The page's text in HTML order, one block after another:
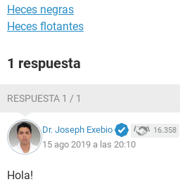
Heces negras
Heces flotantes
1 respuesta
RESPUESTA 1 / 1
Dr. Joseph Exebio 16.358
15 ago 2019 a las 20:10
Hola!